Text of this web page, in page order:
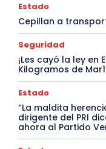
Estado
Cepillan a
Seguridad
¡Les cayó la ley en
Kilogramos de
Estado
“La maldita
dirigente del PRI
ahora al Partido